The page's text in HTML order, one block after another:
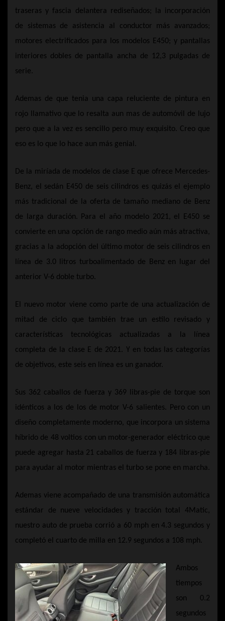
traseras y fascia delantera rediseñados; la incorporación
de sistemas de asistencia al conductor más avanzados;
motores electrificados para los modelos E450; y pantallas
interiores dobles de pantalla ancha de 12,3 pulgadas de
serie.
Ademas de que tenia una capa reluciente de pintura en
rojo llamativo que lo resalta aun mas de automóvil de lujo
pero que a la vez es sencillo pero muy exquisito. Creo que
eso es lo que lo hace aun más genial.
De la miríada de modelos de clase E que ofrece Mercedes-
Benz, el sedán E450 de seis cilindros es quizás el ejemplo
más tradicional de la oferta de tamaño mediano de Benz
de larga duración. Para el año modelo 2021, el E450 se
convierte en una opción de rango medio aún más atractiva,
gracias a la adopción del último motor de seis cilindros en
línea de 3.0 litros turboalimentado de Benz en lugar del
anterior V-6 doble turbo.
El nuevo motor viene como parte de una actualización de
mitad de ciclo que también trae un estilo revisado y
características tecnológicas actualizadas a la línea
completa de la clase E de 2021. Y en todas las categorías
de objetivos, este seis en línea es un ganador.
Sus 362 caballos de fuerza y 369 libras-pie de torque son
idénticos a los de los de motor V-6 salientes. Pero con un
diseño completamente moderno, que incorpora un sistema
híbrido de 48 voltios con un motor-generador eléctrico que
puede agregar hasta 21 caballos de fuerza y 184 libras-pie
para ayudar al motor mientras el turbo se pone en marcha.
Ademas viene acompañado de una transmisión automática
estándar de nueve velocidades y tracción total 4Matic,
nuestro auto de prueba corrió a 60 mph en 4.3 segundos y
completó el cuarto de milla en 12.9 segundos a 108 mph.
Ambos
tiempos
son 0.2
segundos